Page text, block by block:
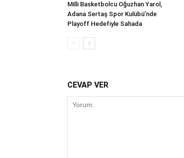
Milli Basketbolcu Oğuzhan Yarol,
Adana Sertaş Spor Kulübü’nde
Playoff Hedefiyle Sahada
CEVAP VER